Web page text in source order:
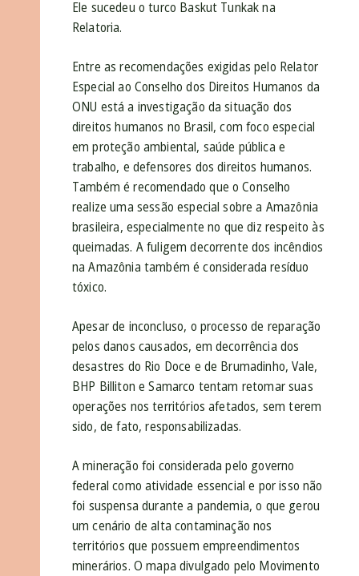
Ele sucedeu o turco Baskut Tunkak na
Relatoria.
Entre as recomendações exigidas pelo Relator
Especial ao Conselho dos Direitos Humanos da
ONU está a investigação da situação dos
direitos humanos no Brasil, com foco especial
em proteção ambiental, saúde pública e
trabalho, e defensores dos direitos humanos.
Também é recomendado que o Conselho
realize uma sessão especial sobre a Amazônia
brasileira, especialmente no que diz respeito às
queimadas. A fuligem decorrente dos incêndios
na Amazônia também é considerada resíduo
tóxico.
Apesar de inconcluso, o processo de reparação
pelos danos causados, em decorrência dos
desastres do Rio Doce e de Brumadinho, Vale,
BHP Billiton e Samarco tentam retomar suas
operações nos territórios afetados, sem terem
sido, de fato, responsabilizadas.
A mineração foi considerada pelo governo
federal como atividade essencial e por isso não
foi suspensa durante a pandemia, o que gerou
um cenário de alta contaminação nos
territórios que possuem empreendimentos
minerários. O mapa divulgado pelo Movimento